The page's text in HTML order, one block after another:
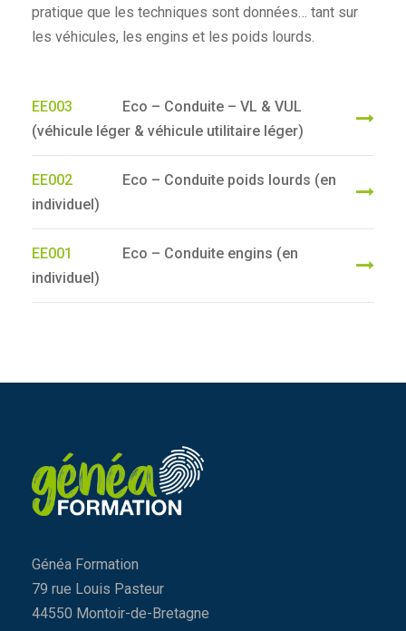
pratique que les techniques sont données… tant sur
les véhicules, les engins et les poids lourds.
EE003
Eco – Conduite – VL & VUL
(véhicule léger & véhicule utilitaire léger)
EE002
Eco – Conduite poids lourds (en
individuel)
EE001
Eco – Conduite engins (en
individuel)
Généa Formation
79 rue Louis Pasteur
44550 Montoir-de-Bretagne